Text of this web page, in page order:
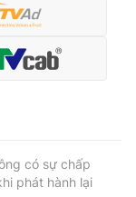
có sự chấp
phát hành lại